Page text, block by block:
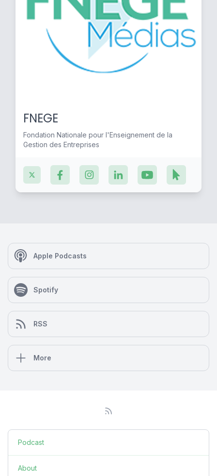
FNEGE
Fondation Nationale pour l'Enseignement de la
Gestion des Entreprises
Apple Podcasts
Spotify
RSS
More
Podcast
About